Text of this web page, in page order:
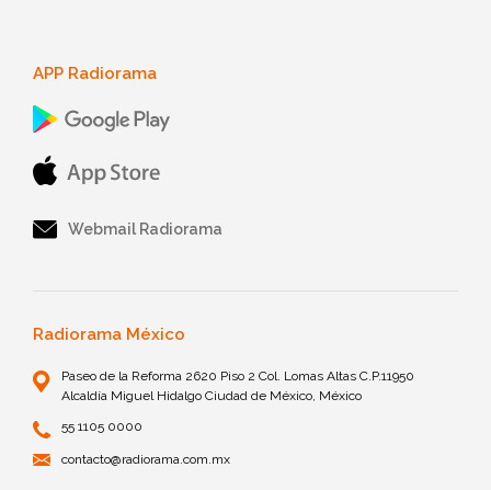
APP Radiorama
Webmail Radiorama
Radiorama México
Paseo de la Reforma 2620 Piso 2 Col. Lomas Altas C.P.11950
Alcaldía Miguel Hidalgo Ciudad de México, México
55 1105 0000
contacto@radiorama.com.mx